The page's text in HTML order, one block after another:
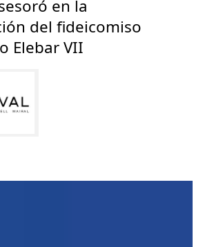
en la
del fideicomiso
Elebar VII